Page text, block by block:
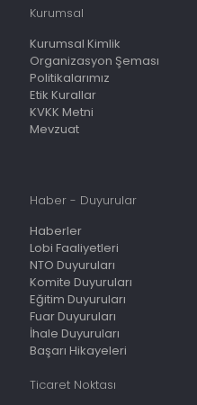
Kurumsal
Kurumsal Kimlik
Organizasyon Şeması
Politikalarımız
Etik Kurallar
KVKK Metni
Mevzuat
Haber - Duyurular
Haberler
Lobi Faaliyetleri
NTO Duyuruları
Komite Duyuruları
Eğitim Duyuruları
Fuar Duyuruları
İhale Duyuruları
Başarı Hikayeleri
Ticaret Noktası